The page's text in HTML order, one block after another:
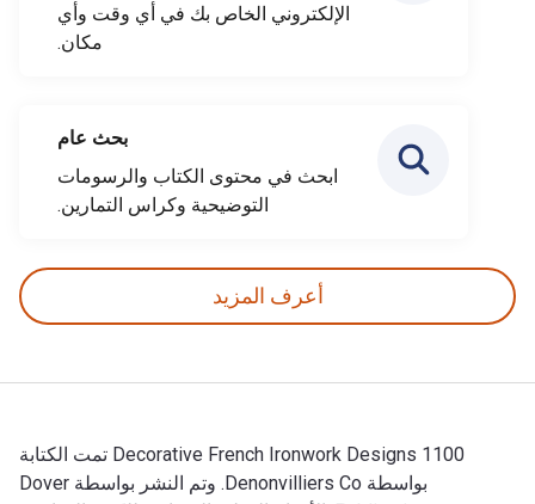
الإلكتروني الخاص بك في أي وقت وأي
مكان.
بحث عام
ابحث في محتوى الكتاب والرسومات
التوضيحية وكراس التمارين.
أعرف المزيد
1100 Decorative French Ironwork Designs تمت الكتابة
بواسطة Denonvilliers Co. وتم النشر بواسطة Dover